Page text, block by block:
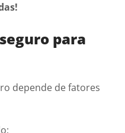
para
depende de fatores